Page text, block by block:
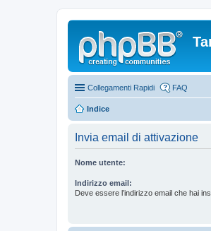
Collegamenti Rapidi FAQ
Indice
Invia email di attivazione
Nome utente:
Indirizzo email:
Deve essere l’indirizzo email che hai